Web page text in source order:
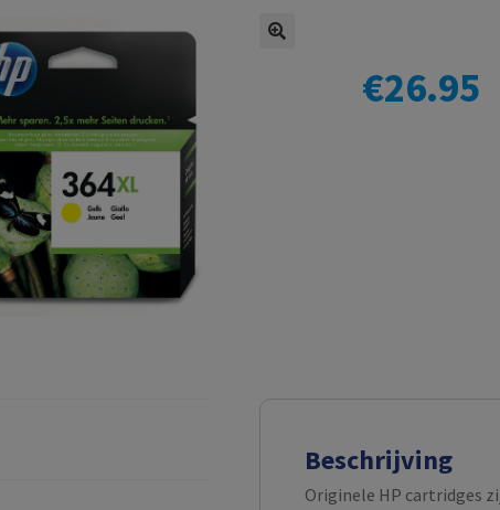
€26.95
Beschrijving
Originele HP cartridges